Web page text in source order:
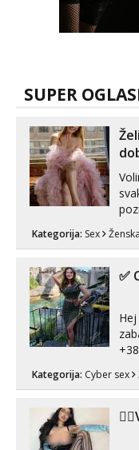
SUPER
Kategorija: Sex
✅
Kategorija: Cyber sex